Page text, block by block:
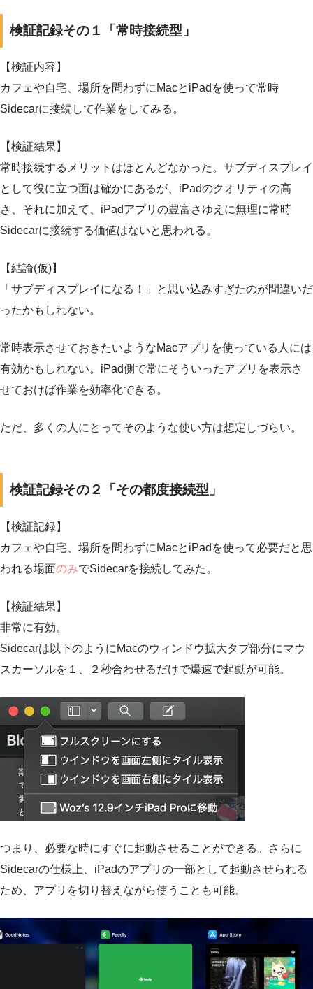
検証記録その１「常時接続型」
【検証内容】
カフェや自宅、場所を問わずにMacとiPadを使って常時
Sidecarに接続して作業をしてみる。
【検証結果】
常時接続するメリットはほとんどなかった。サブディスプレイ
として役に立つ面は確かにあるが、iPadのクオリティの高
さ、それに加えて、iPadアプリの豊富さゆえに無理に常時
Sidecarに接続する価値はないと思われる。
【結論(仮)】
「サブディスプレイになる！」と思い込みすぎたのが間違いだ
ったかもしれない。
常時表示させておきたいようなMacアプリを使っている人には
有効かもしれない。iPad側で常にそういったアプリを表示さ
せておけば作業を効率化できる。
ただ、多くの人にとってそのような使い方は想定しづらい。
検証記録その２「その都度接続型」
【検証記録】
カフェや自宅、場所を問わずにMacとiPadを使って必要だと思
われる場面のみでSidecarを接続してみた。
【検証結果】
非常に有効。
Sidecarは以下のようにMacのウィンドウ拡大タブ部分にマウ
スカーソルを１、２秒合わせるだけで爆速で起動が可能。
つまり、必要な時にすぐに起動させることができる。さらに
Sidecarの仕様上、iPadのアプリの一部として起動させられる
ため、アプリを切り替えながら使うことも可能。